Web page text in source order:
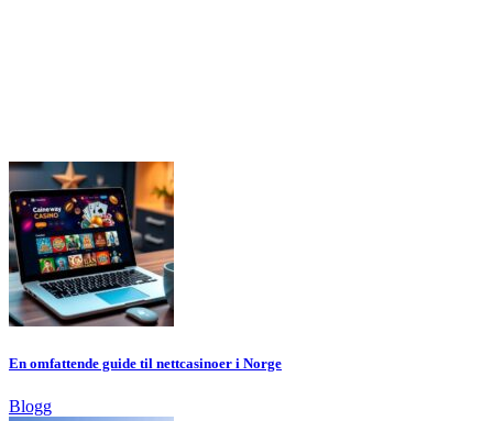
En omfattende guide til nettcasinoer i Norge
Blogg